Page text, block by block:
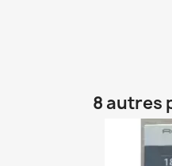
8 autres